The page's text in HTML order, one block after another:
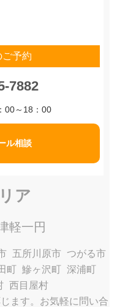
予約
7882
00～18：00
ル相談
ア
軽一円
五所川原市 つがる市
町 鰺ヶ沢町 深浦町
西目屋村
ます。お気軽に問い合